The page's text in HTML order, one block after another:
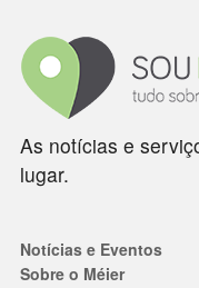
As notícias e
lugar.
Notícias e Eventos
Sobre o Méier